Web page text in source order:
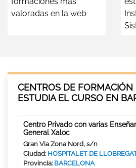
valoradas en la web
CENTROS DE FORMACIÓN
ESTUDIA EL CURSO EN
Centro Privado con varias
General Xaloc
Gran Via Zona Nord, s/n
Ciudad: HOSPITALET DE
Provincia: BARCELONA